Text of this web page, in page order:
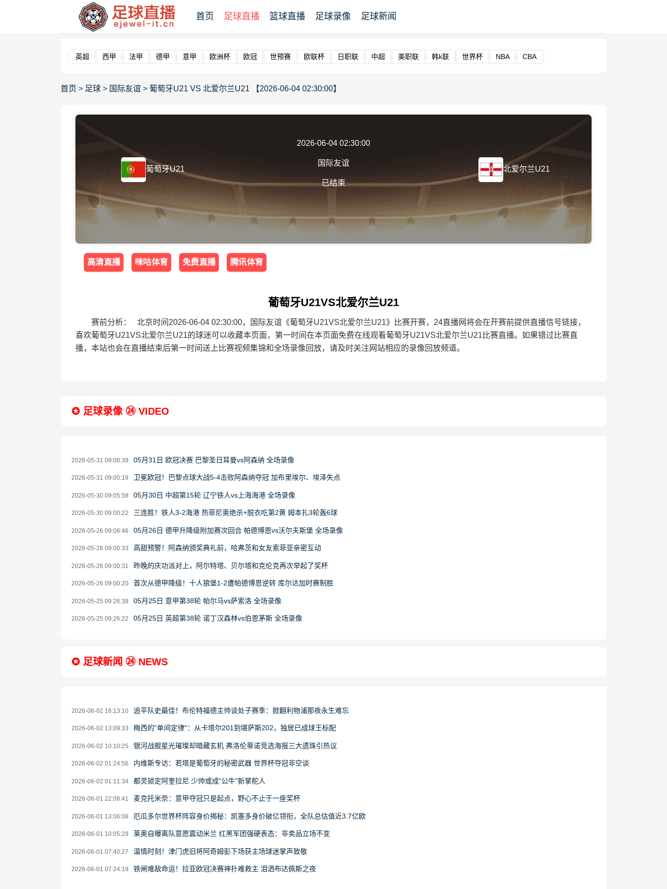
首页 足球直播 篮球直播 足球录像 足球新闻
英超 西甲 法甲 德甲 意甲 欧洲杯 欧冠 世预赛 欧联杯 日职联 中超 美职联 韩k联 世界杯 NBA CBA
首页 > 足球 > 国际友谊 > 葡萄牙U21 VS 北爱尔兰U21 【2026-06-04 02:30:00】
葡萄牙U21
2026-06-04 02:30:00
国际友谊
已结束
北爱尔兰U21
高清直播 咪咕体育 免费直播 腾讯体育
葡萄牙U21VS北爱尔兰U21
赛前分析： 北京时间2026-06-04 02:30:00，国际友谊《葡萄牙U21VS北爱尔兰U21》比赛开赛，24直播网将会在开赛前提供直播信号链接，
喜欢葡萄牙U21VS北爱尔兰U21的球迷可以收藏本页面，第一时间在本页面免费在线观看葡萄牙U21VS北爱尔兰U21比赛直播。如果错过比赛直
播，本站也会在直播结束后第一时间送上比赛视频集锦和全场录像回放，请及时关注网站相应的录像回放频道。
✪ 足球录像 ㉔ VIDEO
2026-05-31 09:08:39 05月31日 欧冠决赛 巴黎圣日耳曼vs阿森纳 全场录像
2026-05-31 09:00:19 卫冕欧冠！巴黎点球大战5-4击败阿森纳夺冠 加布里埃尔、埃泽失点
2026-05-30 09:05:58 05月30日 中超第15轮 辽宁铁人vs上海海港 全场录像
2026-05-30 09:00:22 三连胜！铁人3-2海港 热菲尼奥绝杀+脱衣吃第2黄 姆本扎3轮轰6球
2026-05-26 09:06:46 05月26日 德甲升降级附加赛次回合 帕德博恩vs沃尔夫斯堡 全场录像
2026-05-26 09:00:33 高甜预警！阿森纳颁奖典礼前，哈弗茨和女友索菲亚亲密互动
2026-05-26 09:00:31 昨晚的庆功派对上，阿尔特塔、贝尔塔和克伦克再次举起了奖杯
2026-05-26 09:00:20 首次从德甲降级！十人狼堡1-2遭帕德博恩逆转 库尔达加时赛制胜
2026-05-25 09:26:38 05月25日 意甲第38轮 帕尔马vs萨索洛 全场录像
2026-05-25 09:26:22 05月25日 英超第38轮 诺丁汉森林vs伯恩茅斯 全场录像
✪ 足球新闻 ㉔ NEWS
2026-06-02 16:13:10 追平队史最佳！布伦特福德主帅谈处子赛季：掀翻利物浦那夜永生难忘
2026-06-02 13:09:33 梅西的"单间定律"：从卡塔尔201到堪萨斯202，独居已成球王标配
2026-06-02 10:10:25 银河战舰星光璀璨却暗藏玄机 弗洛伦蒂诺竞选海报三大遗珠引热议
2026-06-02 01:24:56 内维斯专访：若塔是葡萄牙的秘密武器 世界杯夺冠非空谈
2026-06-02 01:11:34 都灵锁定阿奎拉尼 少帅或成"公牛"新掌舵人
2026-06-01 22:08:41 麦克托米奈：意甲夺冠只是起点，野心不止于一座奖杯
2026-06-01 13:06:08 厄瓜多尔世界杯阵容身价揭秘：凯塞多身价破亿领衔，全队总估值近3.7亿欧
2026-06-01 10:05:29 莱奥自曝离队意愿震动米兰 红黑军团强硬表态：非卖品立场不变
2026-06-01 07:40:27 温情时刻！津门虎旧将阿奇姆彭下场获主场球迷掌声致敬
2026-06-01 07:24:19 铁闸难敌命运！拉亚欧冠决赛神扑难救主 泪洒布达佩斯之夜